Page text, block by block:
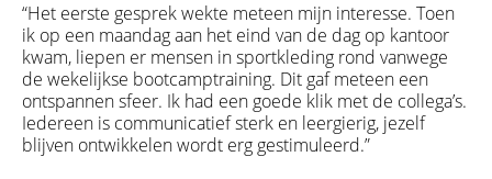
“Het eerste gesprek wekte meteen mijn interesse. Toen
ik op een maandag aan het eind van de dag op kantoor
kwam, liepen er mensen in sportkleding rond vanwege
de wekelijkse bootcamptraining. Dit gaf meteen een
ontspannen sfeer. Ik had een goede klik met de collega’s.
Iedereen is communicatief sterk en leergierig, jezelf
blijven ontwikkelen wordt erg gestimuleerd.”